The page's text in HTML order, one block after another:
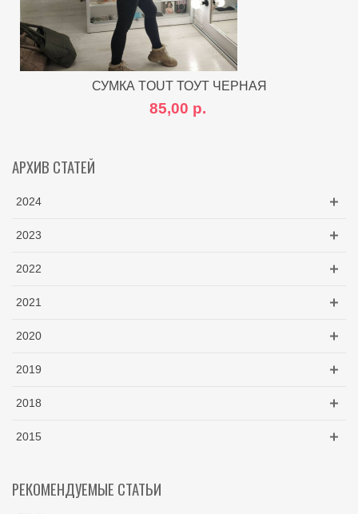
СУМКА TOUT ТОУТ ЧЕРНАЯ
85,00 р.
АРХИВ СТАТЕЙ
2024
2023
2022
2021
2020
2019
2018
2015
РЕКОМЕНДУЕМЫЕ СТАТЬИ